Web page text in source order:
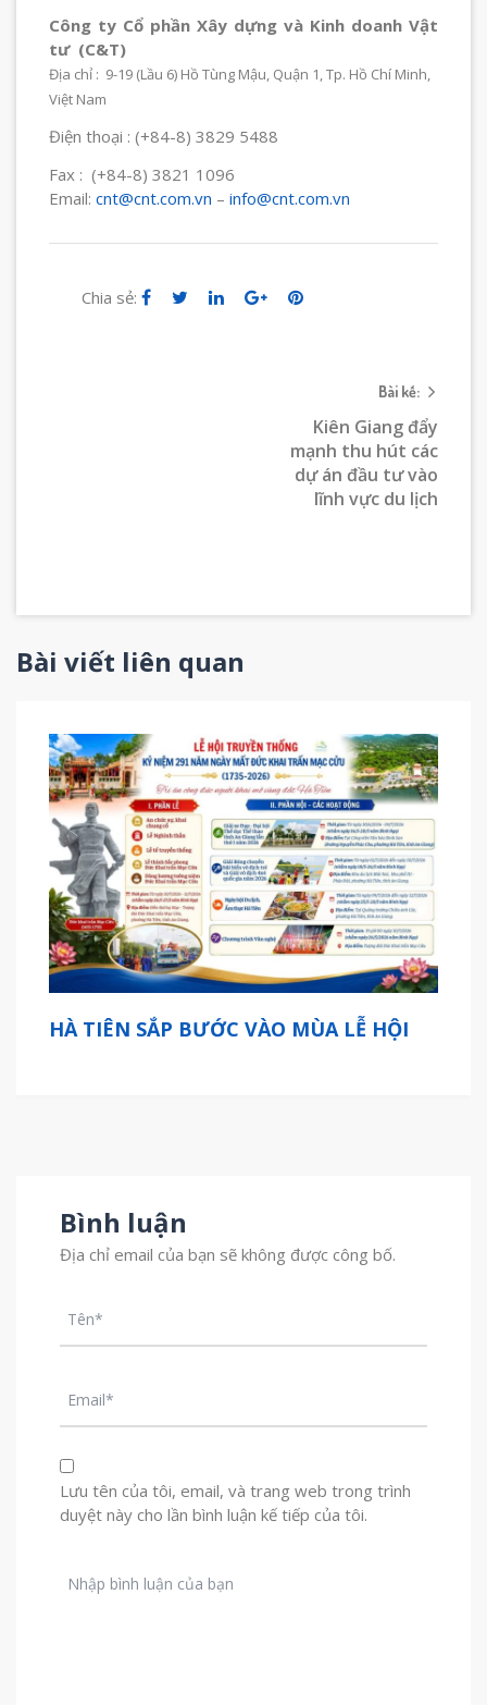
Công ty Cổ phần Xây dựng và Kinh doanh Vật
tư (C&T)
Địa chỉ : 9-19 (Lầu 6) Hồ Tùng Mậu, Quận 1, Tp. Hồ Chí Minh,
Việt Nam
Điện thoại : (+84-8) 3829 5488
Fax : (+84-8) 3821 1096
Email: cnt@cnt.com.vn – info@cnt.com.vn
Chia sẻ:
Bài kế:
Kiên Giang đẩy
mạnh thu hút các
dự án đầu tư vào
lĩnh vực du lịch
Bài viết liên quan
HÀ TIÊN SẮP BƯỚC VÀO MÙA LỄ HỘI
Bình luận
Địa chỉ email của bạn sẽ không được công bố.
Lưu tên của tôi, email, và trang web trong trình
duyệt này cho lần bình luận kế tiếp của tôi.